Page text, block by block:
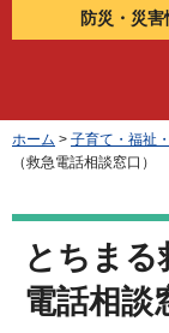
防災・ 災害
ホーム > 子育て・福祉
（救急電話相談窓口）
とちまる
電話相談